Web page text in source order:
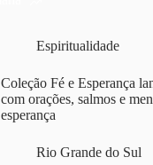
Espiritualidade
Coleção Fé e Esperança
com orações, salmos e
esperança
Rio Grande do Sul